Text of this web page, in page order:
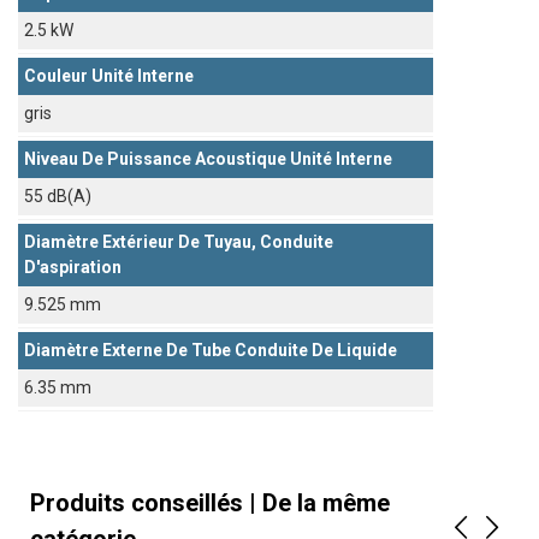
2.5 kW
Couleur Unité Interne
gris
Niveau De Puissance Acoustique Unité Interne
55 dB(A)
Diamètre Extérieur De Tuyau, Conduite
D'aspiration
9.525 mm
Diamètre Externe De Tube Conduite De Liquide
6.35 mm
Produits conseillés | De la même